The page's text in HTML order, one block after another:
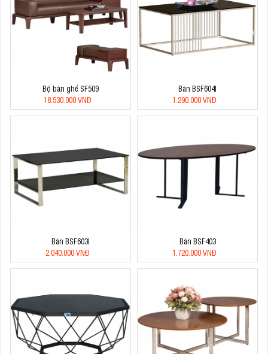
Bộ bàn ghế SF509
18.530.000 VNĐ
Bàn BSF604I
1.290.000 VNĐ
Bàn BSF603I
2.040.000 VNĐ
Bàn BSF403
1.720.000 VNĐ